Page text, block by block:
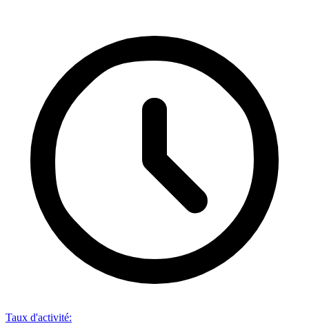
Taux d'activité: